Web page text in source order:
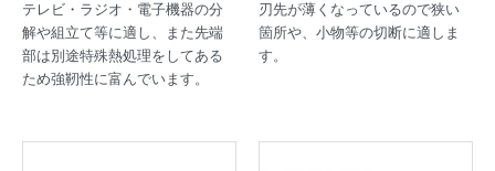
テレビ・ラジオ・電子機器の分
解や組立て等に適し、また先端
部は別途特殊熱処理をしてある
ため強靭性に富んでいます。
刃先が薄くなっているので狭い
箇所や、小物等の切断に適しま
す。